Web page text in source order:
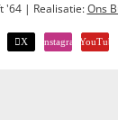
'64 | Realisatie:Ons
X InstagramYouTube